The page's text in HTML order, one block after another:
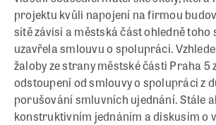
projektu kvůli napojení na firmou
sítě závisí a městská část ohledně toho
uzavřela smlouvu o spolupráci.
žaloby ze strany městské části Praha 5
odstoupení od smlouvy o spolupráci z
porušování smluvních ujednání. Stále
konstruktivním jednáním a diskusím o